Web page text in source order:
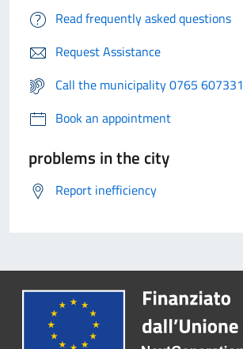
Read frequently asked questions
Request Assistance
Call the municipality 0765 607331
Book an appointment
problems in the city
Report inefficiency